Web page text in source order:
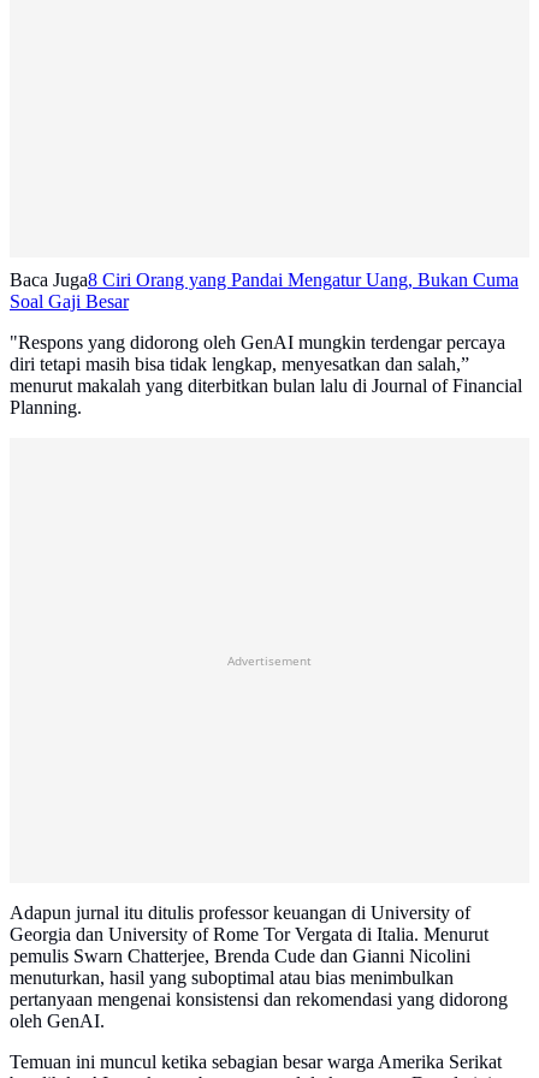
Baca Juga8 Ciri Orang yang Pandai Mengatur Uang, Bukan Cuma
Soal Gaji Besar
"Respons yang didorong oleh GenAI mungkin terdengar percaya
diri tetapi masih bisa tidak lengkap, menyesatkan dan salah,”
menurut makalah yang diterbitkan bulan lalu di Journal of Financial
Planning.
Advertisement
Adapun jurnal itu ditulis professor keuangan di University of
Georgia dan University of Rome Tor Vergata di Italia. Menurut
pemulis Swarn Chatterjee, Brenda Cude dan Gianni Nicolini
menuturkan, hasil yang suboptimal atau bias menimbulkan
pertanyaan mengenai konsistensi dan rekomendasi yang didorong
oleh GenAI.
Temuan ini muncul ketika sebagian besar warga Amerika Serikat